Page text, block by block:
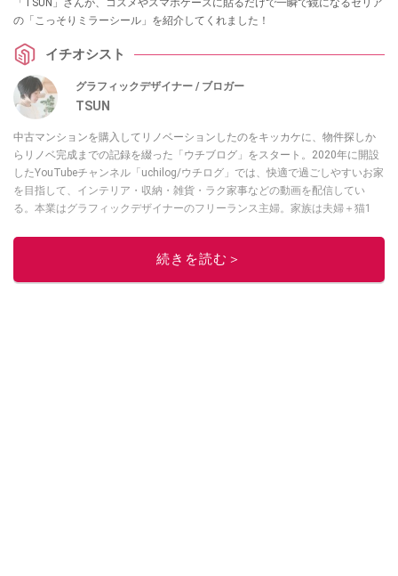
「TSUN」さんが、コスメやスマホケースに貼るだけで一瞬で鏡になるセリア
の「こっそりミラーシール」を紹介してくれました！
イチオシスト
グラフィックデザイナー / ブロガー
TSUN
中古マンションを購入してリノベーションしたのをキッカケに、物件探しか
らリノベ完成までの記録を綴った「ウチブログ」をスタート。2020年に開設
したYouTubeチャンネル「uchilog/ウチログ」では、快適で過ごしやすいお家
を目指して、インテリア・収納・雑貨・ラク家事などの動画を配信してい
る。本業はグラフィックデザイナーのフリーランス主婦。家族は夫婦＋猫1
ノベ人気事例1位
続きを読む＞